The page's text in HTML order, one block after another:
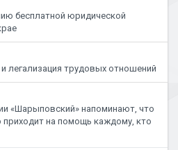
бесплатной юридической
легализация трудовых отношений
«Шарыповский» напоминают, что
приходит на помощь каждому, кто